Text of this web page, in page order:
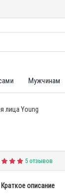
Мужчинам
лица Young
5 отзывов
Краткое описание